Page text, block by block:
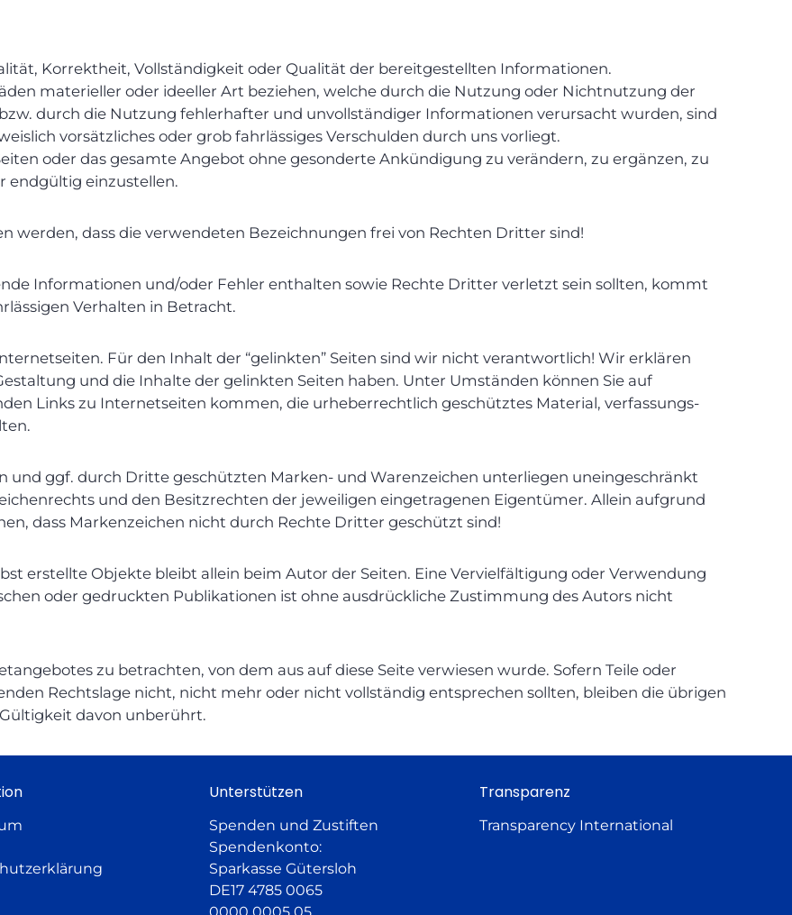
Korrektheit, Vollständigkeit oder Qualität der bereitgestellten Informationen.
materieller oder ideeller Art beziehen, welche durch die Nutzung oder Nichtnutzung der
durch die Nutzung fehlerhafter und unvollständiger Informationen verursacht wurden, sind
vorsätzliches oder grob fahrlässiges Verschulden durch uns vorliegt.
oder das gesamte Angebot ohne gesonderte Ankündigung zu verändern, zu ergänzen, zu
endgültig einzustellen.
werden, dass die verwendeten Bezeichnungen frei von Rechten Dritter sind!
Informationen und/oder Fehler enthalten sowie Rechte Dritter verletzt sein sollten, kommt
Verhalten in Betracht.
Für den Inhalt der “gelinkten” Seiten sind wir nicht verantwortlich! Wir erklären
und die Inhalte der gelinkten Seiten haben. Unter Umständen können Sie auf
Links zu Internetseiten kommen, die urheberrechtlich geschütztes Material, verfassungs-
und ggf. durch Dritte geschützten Marken- und Warenzeichen unterliegen uneingeschränkt
und den Besitzrechten der jeweiligen eingetragenen Eigentümer. Allein aufgrund
dass Markenzeichen nicht durch Rechte Dritter geschützt sind!
erstellte Objekte bleibt allein beim Autor der Seiten. Eine Vervielfältigung oder Verwendung
oder gedruckten Publikationen ist ohne ausdrückliche Zustimmung des Autors nicht
zu betrachten, von dem aus auf diese Seite verwiesen wurde. Sofern Teile oder
Rechtslage nicht, nicht mehr oder nicht vollständig entsprechen sollten, bleiben die übrigen
davon unberührt.
Unterstützen
Spenden und Zustiften
Spendenkonto:
Sparkasse Gütersloh
DE17 4785 0065
Transparenz
Transparency International